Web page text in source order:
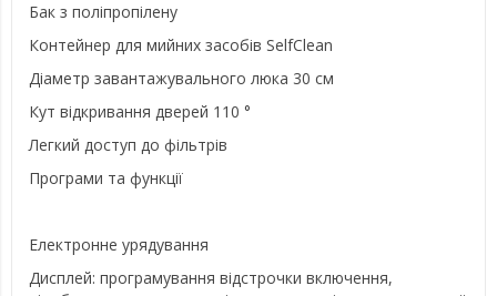
Бак з поліпропілену
Контейнер для мийних засобів SelfClean
Діаметр завантажувального люка 30 см
Кут відкривання дверей 110 °
Легкий доступ до фільтрів
Програми та функції
Електронне урядування
Дисплей: програмування відстрочки включення,